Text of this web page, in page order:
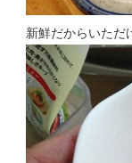
新鮮だからいただ